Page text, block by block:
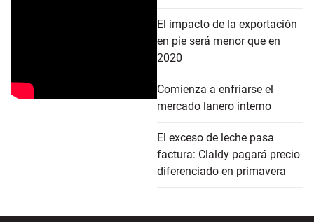
El impacto de la exportación
en pie será menor que en
2020
Comienza a enfriarse el
mercado lanero interno
El exceso de leche pasa
factura: Claldy pagará precio
diferenciado en primavera